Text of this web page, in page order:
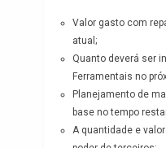
Valor gasto com
atual;
Quanto deverá ser
Ferramentais no
Planejamento de
base no tempo
A quantidade e